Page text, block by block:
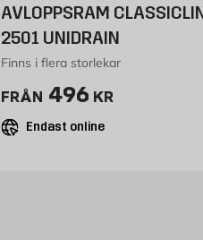
AVLOPPSRAM
2501 UNIDRAIN
Finns i flera storlekar
FRÅN Pris 496 kr
496 KR
Endast online